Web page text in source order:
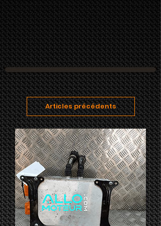
Articles précédents